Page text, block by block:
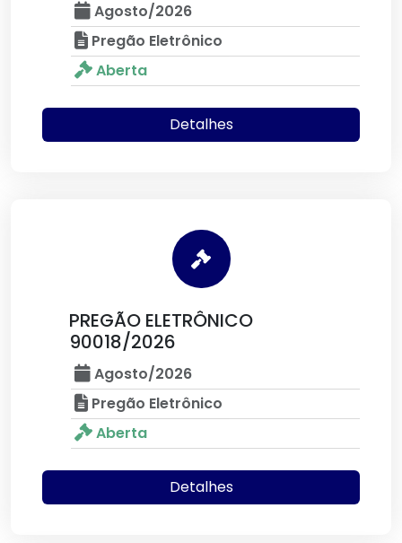
Agosto/2026
Pregão Eletrônico
Aberta
Detalhes
PREGÃO ELETRÔNICO
90018/2026
Agosto/2026
Pregão Eletrônico
Aberta
Detalhes